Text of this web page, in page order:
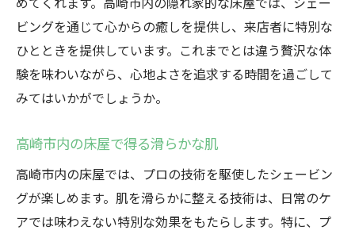
タイム
プライベート空間でのシェービングの魅力
と価値
高崎市の床屋が提供する静かで特別な時間
高崎市の床屋で体感する滑らかな肌の喜び
シェービングを通じて得られる極上のリラ
クゼーション
ビングを通じて心からの癒しを提供し、来店者に特別な
ひとときを提供しています。これまでとは違う贅沢な体
験を味わいながら、心地よさを追求する時間を過ごして
みてはいかがでしょうか。
高崎市内の床屋で得る滑らかな肌
高崎市内の床屋では、プロの技術を駆使したシェービン
グが楽しめます。肌を滑らかに整える技術は、日常のケ
アでは味わえない特別な効果をもたらします。特に、プ